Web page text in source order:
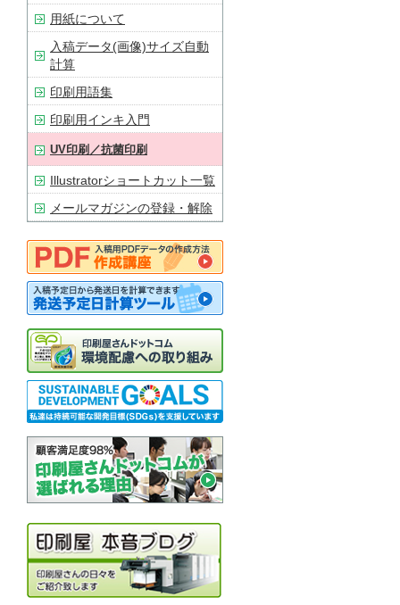
用紙について
入稿データ(画像)サイズ自動
計算
印刷用語集
印刷用インキ入門
UV印刷／抗菌印刷
Illustratorショートカット一覧
メールマガジンの登録・解除